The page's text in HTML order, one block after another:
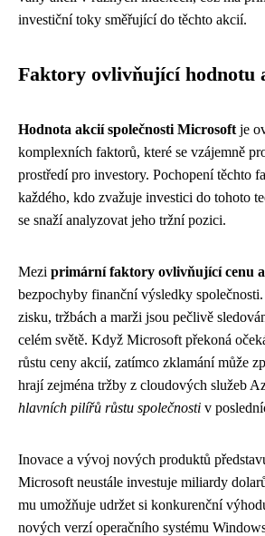
investiční toky směřující do těchto akcií.
Faktory ovlivňující hodnotu
Hodnota akcií společnosti Microsoft je
komplexních faktorů, které se vzájemně
prostředí pro investory. Pochopení těchto
každého, kdo zvažuje investici do tohoto
se snaží analyzovat jeho tržní pozici.
Mezi primární faktory ovlivňující cenu
bezpochyby finanční výsledky
zisku, tržbách a marži jsou pečlivě
celém světě. Když Microsoft překoná
růstu ceny akcií, zatímco zklamání může
hrají zejména tržby z cloudových služeb
hlavních pilířů růstu společnosti v
Inovace a vývoj nových produktů
Microsoft neustále investuje miliardy
mu umožňuje udržet si konkurenční
nových verzí operačního systému